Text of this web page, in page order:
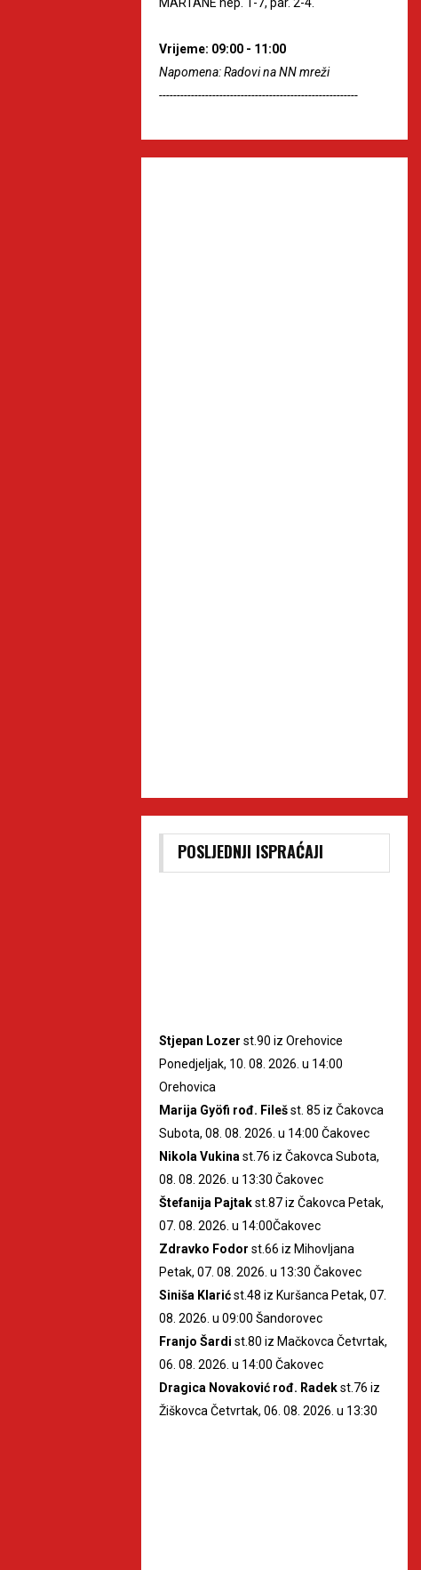
Vrijeme: 09:00 - 11:00
Napomena: Radovi na NN mreži
--------------------------------------------------------
POSLJEDNJI ISPRAĆAJI
Stjepan Lozer st.90 iz Orehovice
Ponedjeljak, 10. 08. 2026. u 14:00
Orehovica
Marija Gyöfi rođ. Filešst. 85 iz Čakovca
Subota, 08. 08. 2026. u 14:00 Čakovec
Nikola Vukina st.76 iz Čakovca Subota,
08. 08. 2026. u 13:30 Čakovec
Štefanija Pajtakst.87 iz Čakovca Petak,
07. 08. 2026. u 14:00Čakovec
Zdravko Fodor st.66 iz Mihovljana
Petak, 07. 08. 2026. u 13:30 Čakovec
Siniša Klarićst.48 iz Kuršanca Petak, 07.
08. 2026. u 09:00 Šandorovec
Franjo Šardi st.80 iz Mačkovca Četvrtak,
06. 08. 2026. u 14:00 Čakovec
Dragica Novaković rođ. Radekst.76 iz
Žiškovca Četvrtak, 06. 08. 2026. u 13:30